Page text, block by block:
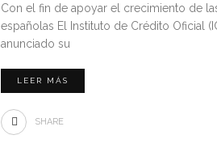
Con el fin de apoyar el crecimiento de
españolas El Instituto de Crédito Oficial
anunciado su
LEER MÁS
SHARE